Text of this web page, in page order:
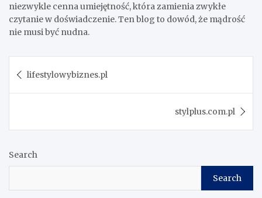
niezwykle cenna umiejętność, która zamienia zwykłe
czytanie w doświadczenie. Ten blog to dowód, że mądrość
nie musi być nudna.
navigation
lifestylowybiznes.pl
stylplus.com.pl
Search
Search